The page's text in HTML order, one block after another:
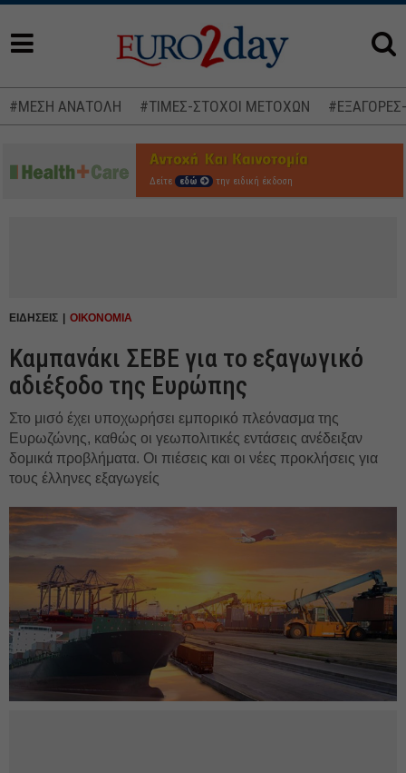
#ΜΕΣΗ ΑΝΑΤΟΛΗ #ΤΙΜΕΣ-ΣΤΟΧΟΙ ΜΕΤΟΧΩΝ
Δείτε εδώ την ειδική έκδοση
ΕΙΔΗΣΕΙΣ ΟΙΚΟΝΟΜΙΑ
Καμπανάκι ΣΕΒΕ για το εξαγωγικό
αδιέξοδο της Ευρώπης
Στο μισό έχει υποχωρήσει εμπορικό πλεόνασμα της
Ευρωζώνης, καθώς οι γεωπολιτικές εντάσεις ανέδειξαν
δομικά προβλήματα. Οι πιέσεις και οι νέες προκλήσεις για
τους έλληνες εξαγωγείς